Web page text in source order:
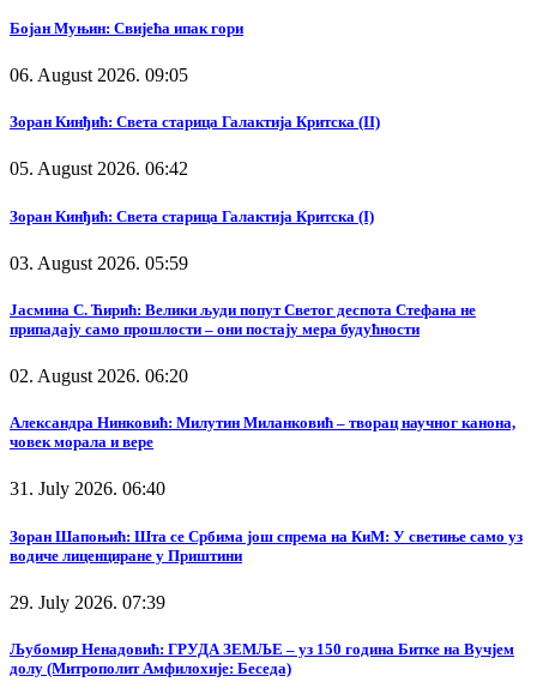
Бојан Муњин: Свијећа ипак гори
06. August 2026. 09:05
Зоран Кинђић: Света старица Галактија Критска (II)
05. August 2026. 06:42
Зоран Кинђић: Света старица Галактија Критска (I)
03. August 2026. 05:59
Јасмина С. Ћирић: Велики људи попут Светог деспота Стефана не
припадају само прошлости – они постају мера будућности
02. August 2026. 06:20
Александра Нинковић: Милутин Миланковић – творац научног канона,
човек морала и вере
31. July 2026. 06:40
Зоран Шапоњић: Шта се Србима још спрема на КиМ: У светиње само уз
водиче лиценциране у Приштини
29. July 2026. 07:39
Љубомир Ненадовић: ГРУДА ЗЕМЉЕ – уз 150 година Битке на Вучјем
долу (Митрополит Амфилохије: Беседа)